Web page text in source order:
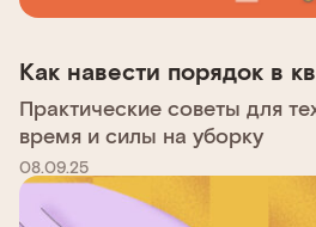
Как навести порядок в
Практические советы для
время и силы на уборку
08.09.25